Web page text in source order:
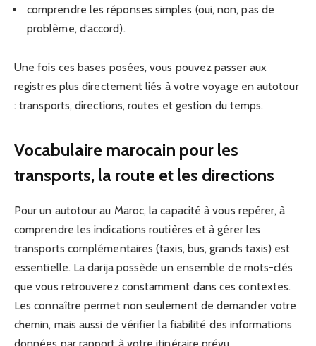
comprendre les réponses simples (oui, non, pas de
problème, d’accord).
Une fois ces bases posées, vous pouvez passer aux
registres plus directement liés à votre voyage en autotour
: transports, directions, routes et gestion du temps.
Vocabulaire marocain pour les
transports, la route et les directions
Pour un autotour au Maroc, la capacité à vous repérer, à
comprendre les indications routières et à gérer les
transports complémentaires (taxis, bus, grands taxis) est
essentielle. La darija possède un ensemble de mots-clés
que vous retrouverez constamment dans ces contextes.
Les connaître permet non seulement de demander votre
chemin, mais aussi de vérifier la fiabilité des informations